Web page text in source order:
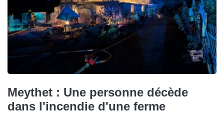
Meythet : Une personne décède
dans l'incendie d'une ferme